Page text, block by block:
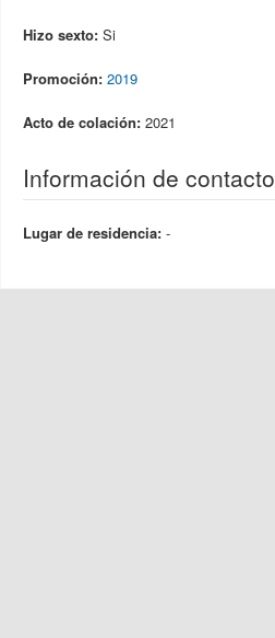
Hizo sexto: Si
Promoción: 2019
Acto de colación: 2021
Información de contacto
Lugar de residencia: -